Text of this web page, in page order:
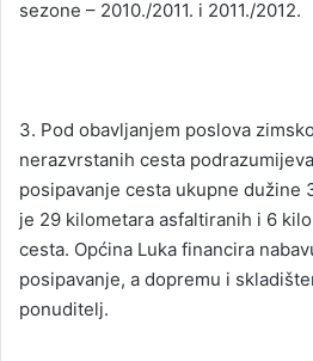
sezone – 2010./2011. i 2011./2012.
3. Pod obavljanjem poslova
nerazvrstanih cesta
posipavanje cesta ukupne dužine
je 29 kilometara asfaltiranih i 6
cesta. Općina Luka financira
posipavanje, a dopremu i
ponuditelj.